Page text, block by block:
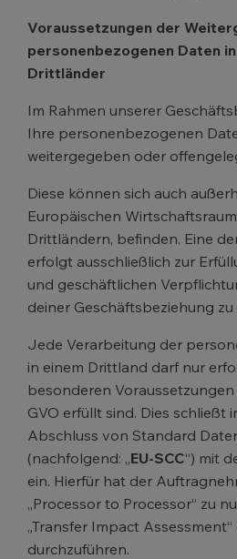
Voraussetzungen der
personenbezogenen Daten
Drittländer
Im Rahmen unserer
Ihre personenbezogenen
weitergegeben oder
Diese können sich auch
Europäischen
Drittländern, befinden. Eine
erfolgt ausschließlich zur
und geschäftlichen
deiner Geschäftsbeziehung zu
Jede Verarbeitung der
in einem Drittland darf nur
besonderen
GVO erfüllt sind. Dies schließt
Abschluss von Standard
(nachfolgend: „EU-SCC“) mit
ein. Hierfür hat der
„Processor to Processor“ zu
„Transfer Impact
durchzuführen.